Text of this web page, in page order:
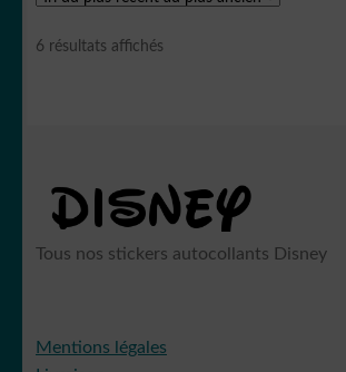
Pirates
6 résultats affichés
ancien
Tous nos stickers autocollants Disney
Mentions légales